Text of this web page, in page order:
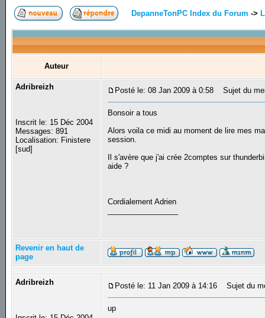
DepanneTonPC Index du Forum ->
Auteur
Adribreizh
Inscrit le: 15 Déc 2004
Messages: 891
Localisation: Finistere
[sud]
Posté le: 08 Jan 2009 à 0:58 Sujet du
Bonsoir a tous
Alors voila ce midi au moment de lire mes
session.
Il s'avère que j'ai crée 2comptes sur
aide ?
Cordialement Adrien
Revenir en haut de
page
Adribreizh Posté le: 11 Jan 2009 à 14:16 Sujet du
up